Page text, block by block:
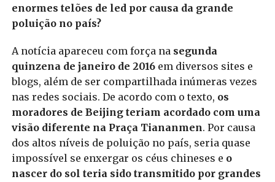
enormes telões de led por causa da grande
poluição no país?
A notícia apareceu com força na segunda
quinzena de janeiro de 2016em diversos sites e
blogs, além de ser compartilhada inúmeras vezes
nas redes sociais. De acordo com o texto, os
moradores de Beijing teriam acordado com uma
visão diferente na Praça Tiananmen. Por causa
dos altos níveis de poluição no país, seria quase
impossível se enxergar os céus chineses e o
nascer do sol teria sido transmitido por grandes